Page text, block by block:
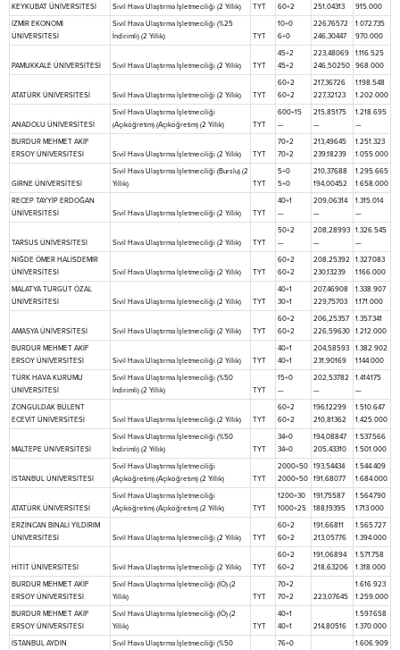
KEYKUBAT ÜNİVERSİTESİ Sivil Hava Ulaştırma İşletmeciliği (2 Yıllık) TYT 60+2 251,04313 915.000
İZMİR EKONOMİ
ÜNİVERSİTESİ
Sivil Hava Ulaştırma İşletmeciliği (%25
İndirimli) (2 Yıllık)
TYT
10+0
6+0
226,76572
246,30447
1.072.735
970.000
PAMUKKALE ÜNİVERSİTESİ Sivil Hava Ulaştırma İşletmeciliği (2 Yıllık) TYT
45+2
45+2
223,48069
246,50250
1.116.525
968.000
ATATÜRK ÜNİVERSİTESİ Sivil Hava Ulaştırma İşletmeciliği (2 Yıllık) TYT
60+2
60+2
217,36726
227,32123
1.198.548
1.202.000
ANADOLU ÜNİVERSİTESİ
Sivil Hava Ulaştırma İşletmeciliği
(Açıköğretim) (Açıköğretim) (2 Yıllık)
TYT
600+15
—
215,85175
—
1.218.695
—
BURDUR MEHMET AKİF
ERSOY ÜNİVERSİTESİ
Sivil Hava Ulaştırma İşletmeciliği (2 Yıllık) TYT
70+2
70+2
213,49645
239,18239
1.251.323
1.055.000
GİRNE ÜNİVERSİTESİ
Sivil Hava Ulaştırma İşletmeciliği (Burslu) (2
Yıllık)
TYT
5+0
5+0
210,37688
194,00452
1.295.665
1.658.000
RECEP TAYYİP ERDOĞAN
ÜNİVERSİTESİ
Sivil Hava Ulaştırma İşletmeciliği (2 Yıllık) TYT
40+1
—
209,06314
—
1.315.014
—
TARSUS ÜNİVERSİTESİ Sivil Hava Ulaştırma İşletmeciliği (2 Yıllık) TYT
50+2
—
208,28993
—
1.326.545
—
NİĞDE ÖMER HALİSDEMİR
ÜNİVERSİTESİ
Sivil Hava Ulaştırma İşletmeciliği (2 Yıllık) TYT
60+2
60+2
208,25392
230,13239
1.327.083
1.166.000
MALATYA TURGUT ÖZAL
ÜNİVERSİTESİ
Sivil Hava Ulaştırma İşletmeciliği (2 Yıllık) TYT
40+1
30+1
207,46908
229,75703
1.338.907
1.171.000
AMASYA ÜNİVERSİTESİ Sivil Hava Ulaştırma İşletmeciliği (2 Yıllık) TYT
60+2
60+2
206,25357
226,59630
1.357.341
1.212.000
BURDUR MEHMET AKİF
ERSOY ÜNİVERSİTESİ
Sivil Hava Ulaştırma İşletmeciliği (2 Yıllık) TYT
40+1
40+1
204,58593
231,90169
1.382.902
1.144.000
TÜRK HAVA KURUMU
ÜNİVERSİTESİ
Sivil Hava Ulaştırma İşletmeciliği (%50
İndirimli) (2 Yıllık)
TYT
15+0
—
202,53782
—
1.414.175
—
ZONGULDAK BÜLENT
ECEVİT ÜNİVERSİTESİ
Sivil Hava Ulaştırma İşletmeciliği (2 Yıllık) TYT
60+2
60+2
196,12299
210,81362
1.510.647
1.425.000
MALTEPE ÜNİVERSİTESİ
Sivil Hava Ulaştırma İşletmeciliği (%50
İndirimli) (2 Yıllık)
TYT
34+0
34+0
194,08847
205,43310
1.537.566
1.501.000
İSTANBUL ÜNİVERSİTESİ
Sivil Hava Ulaştırma İşletmeciliği
(Açıköğretim) (Açıköğretim) (2 Yıllık)
TYT
2000+50
2000+50
193,54434
191,68077
1.544.409
1.684.000
ATATÜRK ÜNİVERSİTESİ
Sivil Hava Ulaştırma İşletmeciliği
(Açıköğretim) (Açıköğretim) (2 Yıllık)
TYT
1200+30
1000+25
191,75587
188,19395
1.564.790
1.713.000
ERZİNCAN BİNALİ YILDIRIM
ÜNİVERSİTESİ
Sivil Hava Ulaştırma İşletmeciliği (2 Yıllık) TYT
60+2
60+2
191,66811
213,05776
1.565.727
1.394.000
HİTİT ÜNİVERSİTESİ Sivil Hava Ulaştırma İşletmeciliği (2 Yıllık) TYT
60+2
60+2
191,06894
218,63206
1.571.758
1.318.000
BURDUR MEHMET AKİF
ERSOY ÜNİVERSİTESİ
Sivil Hava Ulaştırma İşletmeciliği (İÖ) (2
Yıllık)
TYT
70+2
70+2
223,07645
1.616.923
1.259.000
BURDUR MEHMET AKİF
ERSOY ÜNİVERSİTESİ
Sivil Hava Ulaştırma İşletmeciliği (İÖ) (2
Yıllık)
TYT
40+1
40+1
214,80516
1.597.658
1.370.000
İSTANBUL AYDIN
Sivil Hava Ulaştırma İşletmeciliği (%50
76+0
1.606.909